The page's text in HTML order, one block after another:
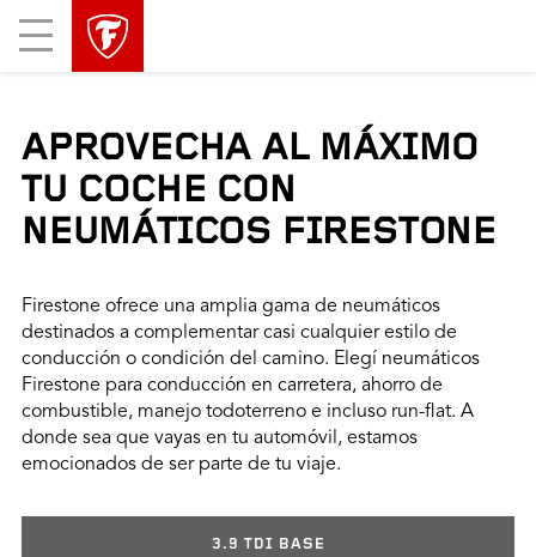
Mobile
Menu
APROVECHA AL MÁXIMO
TU COCHE CON
NEUMÁTICOS FIRESTONE
Firestone ofrece una amplia gama de neumáticos
destinados a complementar casi cualquier estilo de
conducción o condición del camino. Elegí neumáticos
Firestone para conducción en carretera, ahorro de
combustible, manejo todoterreno e incluso run-flat. A
donde sea que vayas en tu automóvil, estamos
emocionados de ser parte de tu viaje.
3.9 TDI BASE